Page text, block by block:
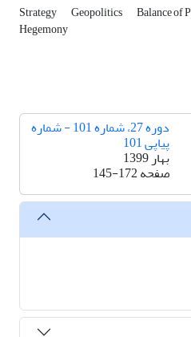
Strategy Geopolitics Balance of
Hegemony
دوره 27، شماره 101 - شماره
پیاپی 101
بهار 1399
صفحه145-172